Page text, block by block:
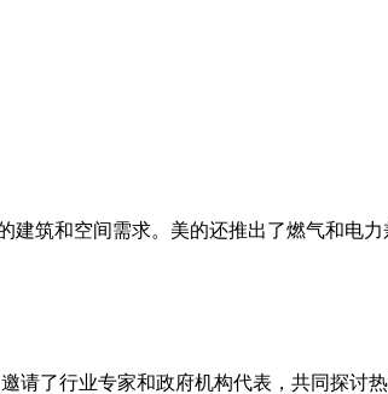
筑和空间需求。美的还推出了燃气和电
请了行业专家和政府机构代表，共同探讨